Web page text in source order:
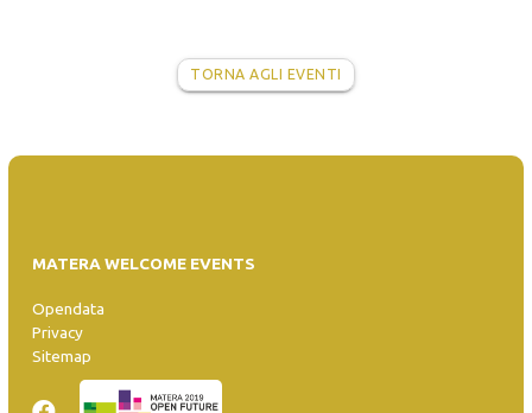
TORNA AGLI EVENTI
MATERA WELCOME EVENTS
Opendata
Privacy
Sitemap